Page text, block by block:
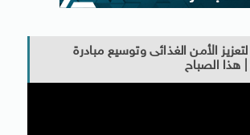
الأمن الغذائى وتوسيع مبادرة
| هذا الصباح